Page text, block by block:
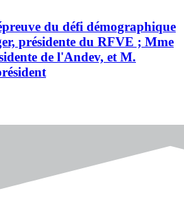
du défi démographique
présidente du RFVE ; Mme
de l'Andev, et M.